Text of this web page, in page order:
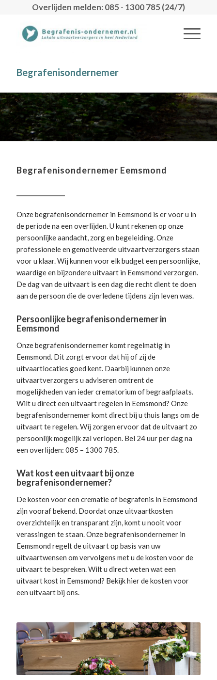
Overlijden melden: 085 - 1300 785 (24/7)
Begrafenisondernemer
Begrafenisondernemer Eemsmond
Onze begrafenisondernemer in Eemsmond is er voor u in
de periode na een overlijden. U kunt rekenen op onze
persoonlijke aandacht, zorg en begeleiding.Onze
professionele en gemotiveerde uitvaartverzorgers staan
voor u klaar. Wij kunnen voor elk budget een persoonlijke,
waardige en bijzondere uitvaart in Eemsmond verzorgen.
De dag van de uitvaart is een dag die recht dient te doen
aan de persoon die de overledene tijdens zijn leven was.
Persoonlijke begrafenisondernemer in
Eemsmond
Onze begrafenisondernemer komt regelmatig in
Eemsmond. Dit zorgt ervoor dat hij of zij de
uitvaartlocaties goed kent. Daarbij kunnen onze
uitvaartverzorgers u adviseren omtrent de
mogelijkheden van ieder crematorium of begraafplaats.
Wilt u direct een uitvaart regelen in Eemsmond? Onze
begrafenisondernemer komt direct bij u thuis langs om de
uitvaart te regelen. Wij zorgen ervoor dat de uitvaart zo
persoonlijk mogelijk zal verlopen. Bel 24 uur per dag na
een overlijden: 085 – 1300 785.
Wat kost een uitvaart bij onze
begrafenisondernemer?
De kosten voor een crematie of begrafenis in Eemsmond
zijn vooraf bekend. Doordat onze uitvaartkosten
overzichtelijk en transparant zijn, komt u nooit voor
verassingen te staan. Onze begrafenisondernemer in
Eemsmond regelt de uitvaartop basis van uw
uitvaartwensen om vervolgens met u de kosten voor de
uitvaart te bespreken. Wilt u direct weten wat een
uitvaart kost in Eemsmond? Bekijk hier dekosten voor
een uitvaartbij ons.